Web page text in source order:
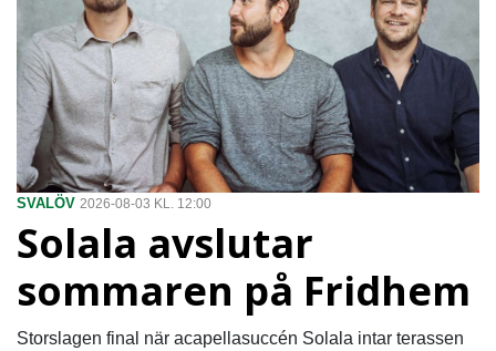
SVALÖV 2026-08-03 KL. 12:00
Solala avslutar
sommaren på Fridhem
Storslagen final när acapellasuccén Solala intar terassen